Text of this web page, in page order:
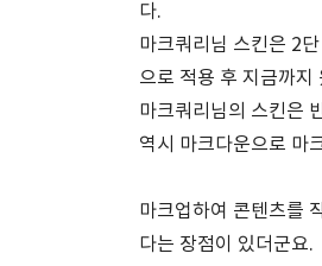
다.
마크쿼리님 스킨은 2
으로 적용 후 지금까지
마크쿼리님의 스킨은
역시 마크다운으로 마
마크업하여 콘텐츠를
다는 장점이 있더군요.